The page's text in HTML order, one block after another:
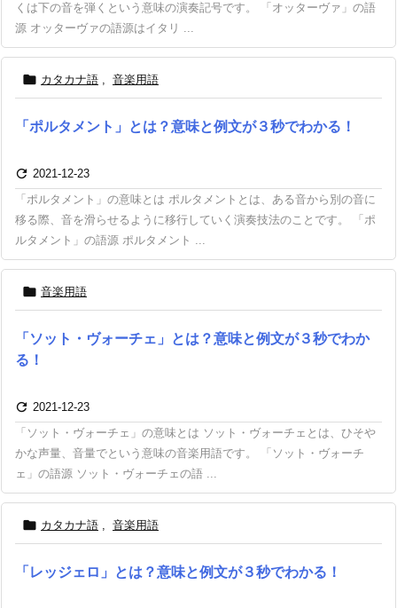
くは下の音を弾くという意味の演奏記号です。 「オッターヴァ」の語
源 オッターヴァの語源はイタリ ...
 カタカナ語 , 音楽用語
「ポルタメント」とは？意味と例文が３秒でわかる！
 2021-12-23
「ポルタメント」の意味とは ポルタメントとは、ある音から別の音に
移る際、音を滑らせるように移行していく演奏技法のことです。 「ポ
ルタメント」の語源 ポルタメント ...
 音楽用語
「ソット・ヴォーチェ」とは？意味と例文が３秒でわか
る！
 2021-12-23
「ソット・ヴォーチェ」の意味とは ソット・ヴォーチェとは、ひそや
かな声量、音量でという意味の音楽用語です。 「ソット・ヴォーチ
ェ」の語源 ソット・ヴォーチェの語 ...
 カタカナ語 , 音楽用語
「レッジェロ」とは？意味と例文が３秒でわかる！